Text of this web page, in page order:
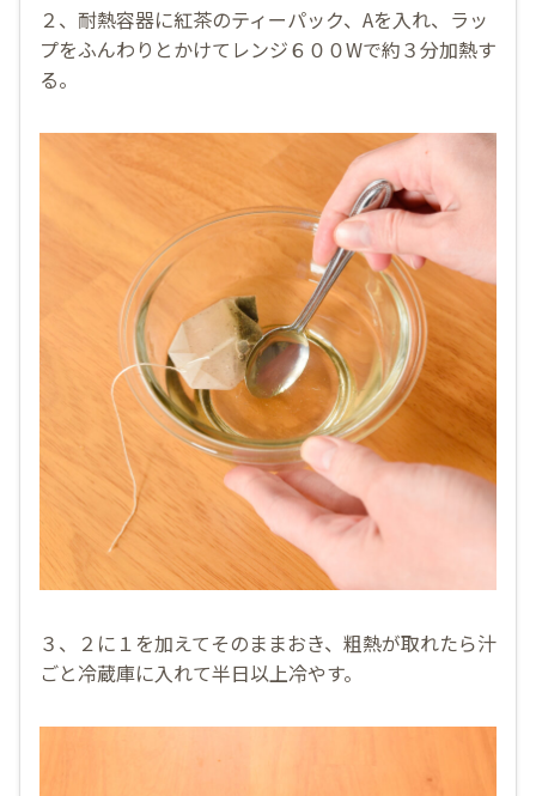
２、耐熱容器に紅茶のティーパック、Aを入れ、ラッ
プをふんわりとかけてレンジ６００Wで約３分加熱す
る。
３、２に１を加えてそのままおき、粗熱が取れたら汁
ごと冷蔵庫に入れて半日以上冷やす。